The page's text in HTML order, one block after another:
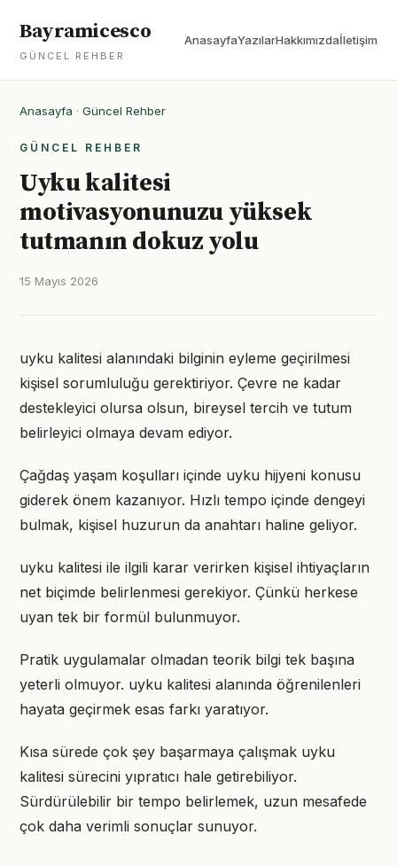
Bayramicesco
GÜNCEL REHBER
AnasayfaYazılarHakkımızdaİletişim
Anasayfa · Güncel Rehber
GÜNCEL REHBER
Uyku kalitesi
motivasyonunuzu yüksek
tutmanın dokuz yolu
15 Mayıs 2026
uyku kalitesi alanındaki bilginin eyleme geçirilmesi
kişisel sorumluluğu gerektiriyor. Çevre ne kadar
destekleyici olursa olsun, bireysel tercih ve tutum
belirleyici olmaya devam ediyor.
Çağdaş yaşam koşulları içinde uyku hijyeni konusu
giderek önem kazanıyor. Hızlı tempo içinde dengeyi
bulmak, kişisel huzurun da anahtarı haline geliyor.
uyku kalitesi ile ilgili karar verirken kişisel ihtiyaçların
net biçimde belirlenmesi gerekiyor. Çünkü herkese
uyan tek bir formül bulunmuyor.
Pratik uygulamalar olmadan teorik bilgi tek başına
yeterli olmuyor. uyku kalitesi alanında öğrenilenleri
hayata geçirmek esas farkı yaratıyor.
Kısa sürede çok şey başarmaya çalışmak uyku
kalitesi sürecini yıpratıcı hale getirebiliyor.
Sürdürülebilir bir tempo belirlemek, uzun mesafede
çok daha verimli sonuçlar sunuyor.